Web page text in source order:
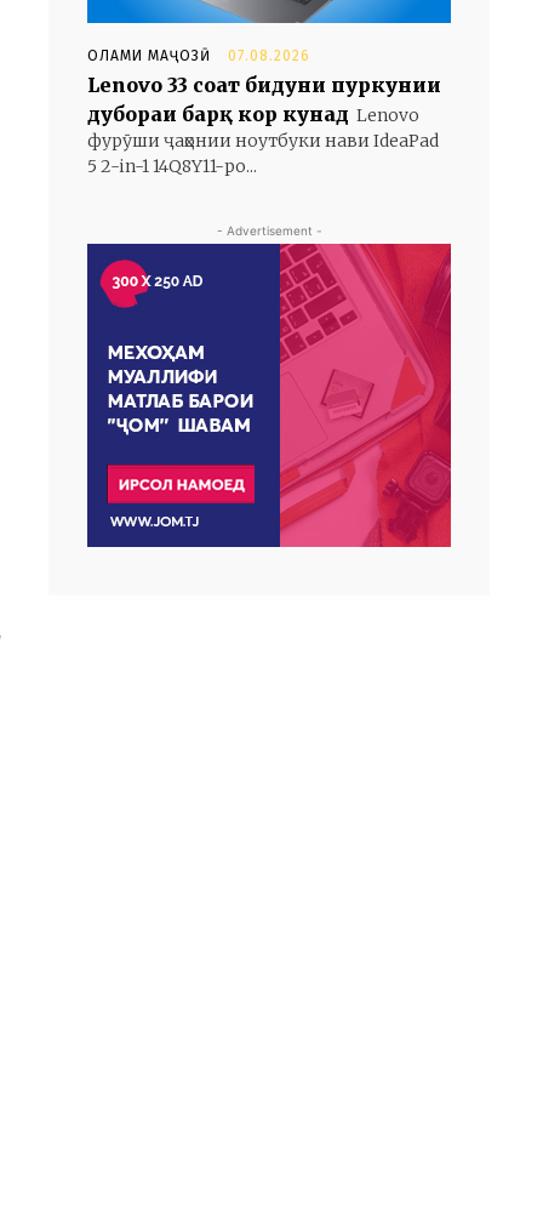
ОЛАМИ МАҶОЗӢ 07.08.2026
Lenovo 33 соат бидуни пуркунии
дубораи барқ кор кунад Lenovo
фурӯши ҷаҳонии ноутбуки нави IdeaPad
5 2-in-1 14Q8Y11-ро...
- Advertisement -